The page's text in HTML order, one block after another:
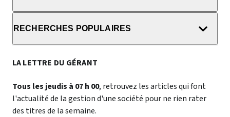
RECHERCHES POPULAIRES
LA LETTRE DU GÉRANT
Tous les jeudis à 07 h 00, retrouvez les articles qui font
l'actualité de la gestion d'une société pour ne rien rater
des titres de la semaine.